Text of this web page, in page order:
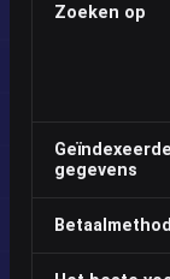
Zoeken op
Geïndexeerde
gegevens